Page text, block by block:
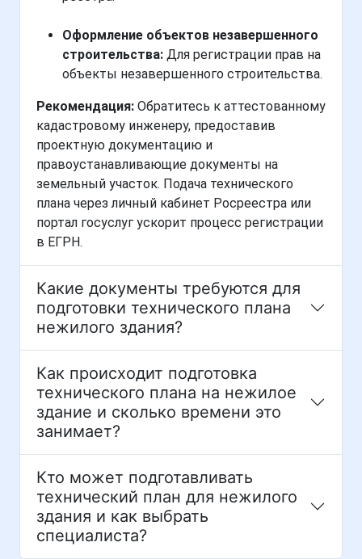
Оформление объектов незавершенного
строительства: Для регистрации прав на
объекты незавершенного строительства.
Рекомендация: Обратитесь к аттестованному
кадастровому инженеру, предоставив
проектную документацию и
правоустанавливающие документы на
земельный участок. Подача технического
плана через личный кабинет Росреестра или
портал госуслуг ускорит процесс регистрации
в ЕГРН.
Какие документы требуются для
подготовки технического плана
нежилого здания?
Как происходит подготовка
технического плана на нежилое
здание и сколько времени это
занимает?
Кто может подготавливать
технический план для нежилого
здания и как выбрать
специалиста?